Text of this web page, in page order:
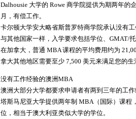
Dalhousie 大学的 Rowe 商学院提供为期两年
月，有偿工作。
卡尔顿大学安大略省斯普罗特商学院承认没有
与其他国家一样，入学要求包括学位、GMAT/
在加拿大，普通 MBA 课程的平均费用约为
拿大其他地区需要至少 7,500 美元来满足您的
没有工作经验的澳洲MBA
澳洲大部分大学都要求申请者有两到三年的工
塔斯马尼亚大学提供两年制 MBA（国际）课程
位，相当于澳大利亚类似大学的学位。